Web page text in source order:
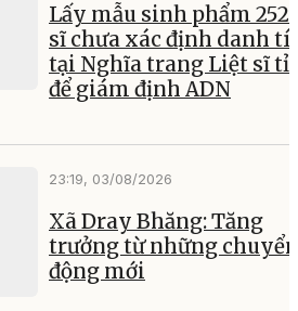
Lấy mẫu sinh phẩm 252
sĩ chưa xác định danh
tại Nghĩa trang Liệt sĩ
để giám định ADN
23:19, 03/08/2026
Xã Dray Bhăng: Tăng
trưởng từ những chuyển
động mới